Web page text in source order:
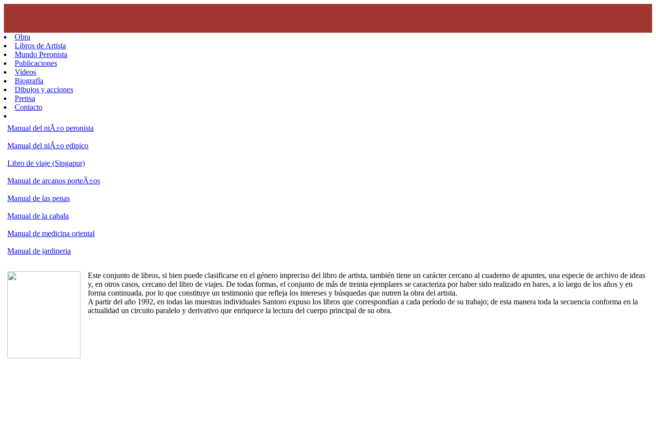
Obra
Libros de Artista
Mundo Peronista
Publicaciones
Videos
Biografía
Dibujos y acciones
Prensa
Contacto
Manual del niÃ±o peronista
Manual del niÃ±o edipico
Libro de viaje (Singapur)
Manual de arcanos porteÃ±os
Manual de las penas
Manual de la cabala
Manual de medicina oriental
Manual de jardineria
Este conjunto de libros, si bien puede clasificarse en el género impreciso del libro de artista, también tiene un carácter cercano al cuaderno de apuntes, una especie de archivo de ideas
y, en otros casos, cercano del libro de viajes. De todas formas, el conjunto de más de treinta ejemplares se caracteriza por haber sido realizado en bares, a lo largo de los años y en
forma continuada, por lo que constituye un testimonio que refleja los intereses y búsquedas que nutren la obra del artista.
A partir del año 1992, en todas las muestras individuales Santoro expuso los libros que correspondían a cada período de su trabajo; de esta manera toda la secuencia conforma en la
actualidad un circuito paralelo y derivativo que enriquece la lectura del cuerpo principal de su obra.